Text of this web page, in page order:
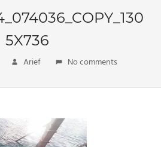
5X736
Arief No comments